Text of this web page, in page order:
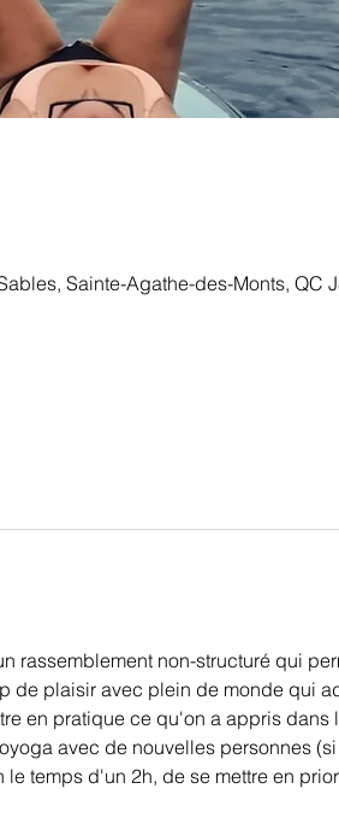
Sainte-Agathe-des-Monts, QC
rassemblement non-structuré qui
de plaisir avec plein de monde qui
en pratique ce qu'on a appris dans
avec de nouvelles personnes
temps d'un 2h, de se mettre en